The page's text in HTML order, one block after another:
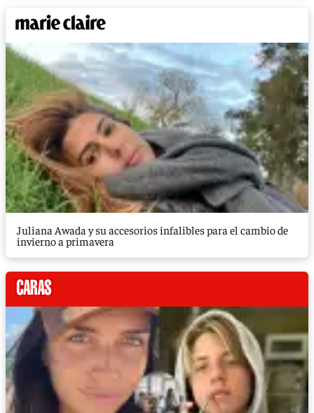
Juliana Awada y su accesorios infalibles para el cambio de
invierno a primavera